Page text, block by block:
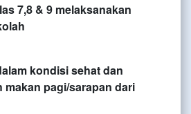
7,8 & 9 melaksanakan
kondisi sehat dan
pagi/sarapan dari